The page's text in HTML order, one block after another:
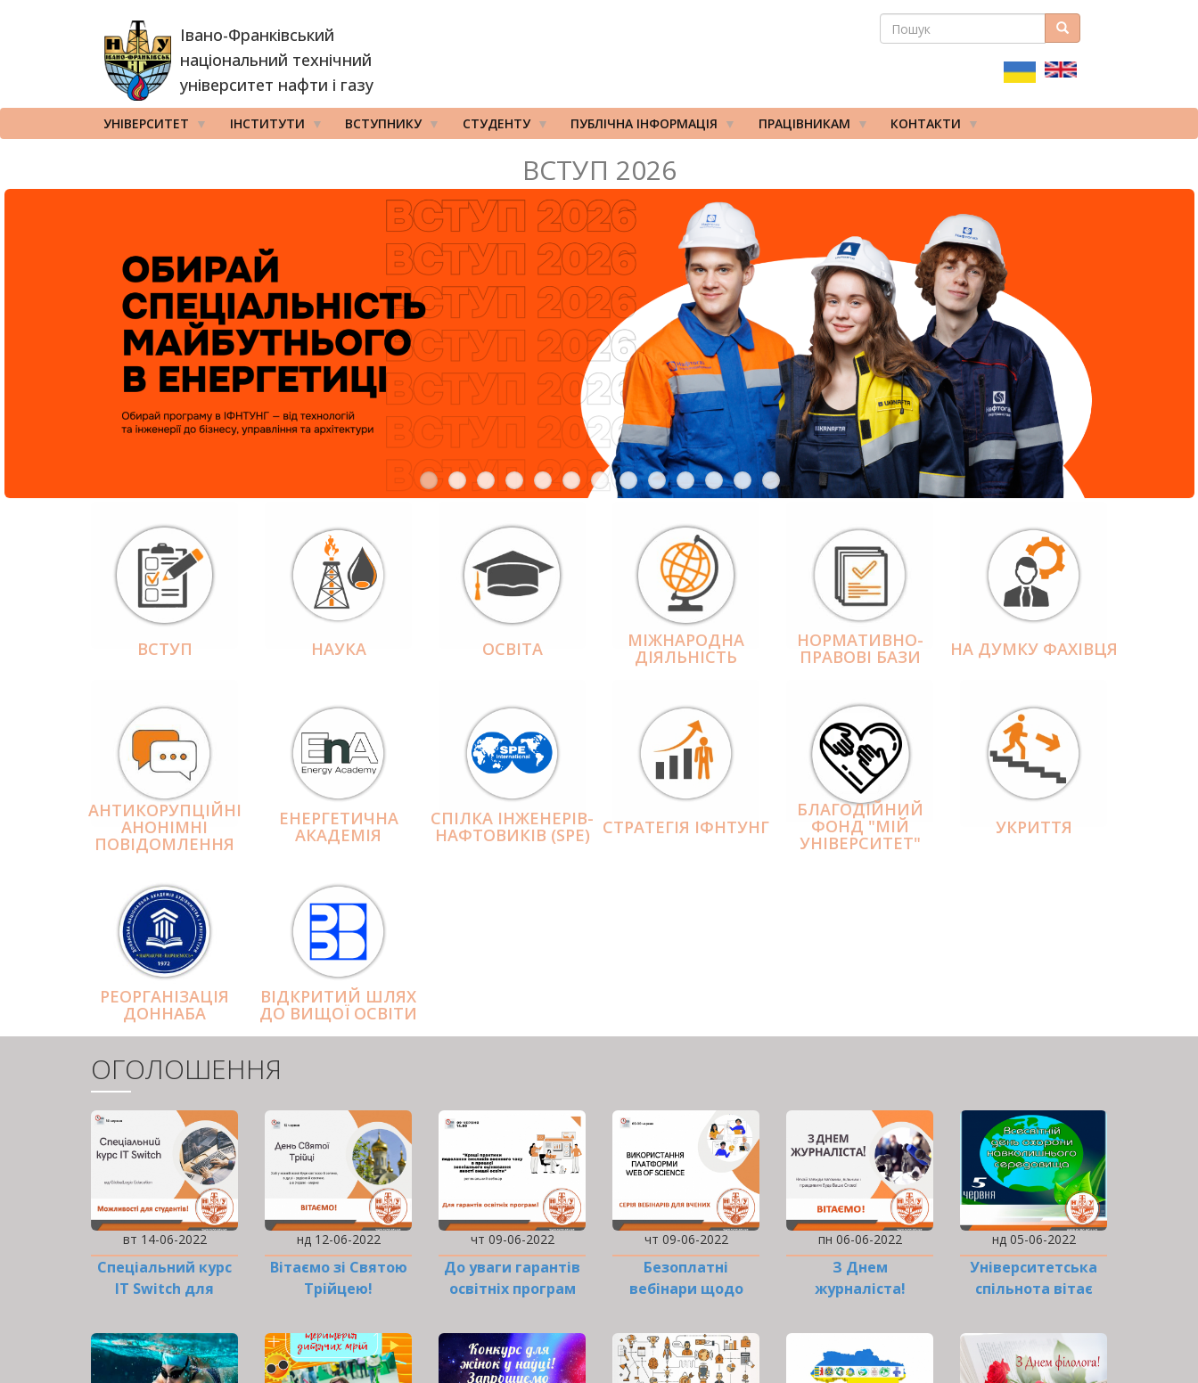
Івано-Франківський
національний технічний
університет нафти і газу
ПОШУКОВА
ПОШУК Пошук
УНІВЕРСИТЕТ ІНСТИТУТИ ВСТУПНИКУ СТУДЕНТУ ПУБЛІЧНА ІНФОРМАЦІЯ ПРАЦІВНИКАМ КОНТАКТИ
ВСТУП 2026
ВСТУП НАУКА ОСВІТА МІЖНАРОДНА
ДІЯЛЬНІCТЬ
НОРМАТИВНО-
ПРАВОВІ БАЗИ НА ДУМКУ ФАХІВЦЯ
АНТИКОРУПЦІЙНІ
АНОНІМНІ
ПОВІДОМЛЕННЯ
ЕНЕРГЕТИЧНА
АКАДЕМІЯ
СПІЛКА ІНЖЕНЕРІВ-
НАФТОВИКІВ (SPE) СТРАТЕГІЯ ІФНТУНГ
БЛАГОДІЙНИЙ
ФОНД "МІЙ
УНІВЕРСИТЕТ"
УКРИТТЯ
РЕОРГАНІЗАЦІЯ
ДОННАБА
ВІДКРИТИЙ ШЛЯХ
ДО ВИЩОЇ ОСВІТИ
ОГОЛОШЕННЯ
вт 14-06-2022
Спеціальний курс
IT Switch для
нд 12-06-2022
Вітаємо зі Святою
Трійцею!
чт 09-06-2022
До уваги гарантів
освітніх програм
чт 09-06-2022
Безоплатні
вебінари щодо
платформи Web
of…
пн 06-06-2022
З Днем
журналіста!
нд 05-06-2022
Університетська
спільнота вітає